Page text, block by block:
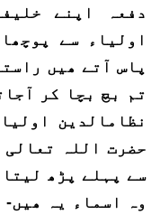
دفعہ اپنے
اولیاء سے
پاس آتے ھیں
تم بچ بچا کر
نظامالدین
حضرت اللہ
سے پہلے پڑھ
وہ اسماء یہ